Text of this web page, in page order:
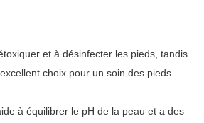
et à désinfecter les pieds, tandis
choix pour un soin des pieds
à équilibrer le pH de la peau et a des